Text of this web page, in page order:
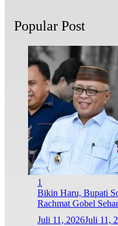
Popular Post
1
Bikin Haru, Bupati
Rachmat Gobel
Juli 11, 2026Juli 11,